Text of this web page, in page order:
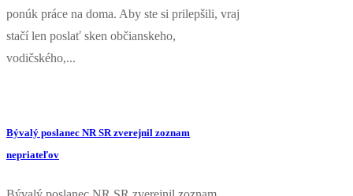
ponúk práce na doma. Aby ste si prilepšili, vraj
stačí len poslať sken občianskeho,
vodičského,...
Bývalý poslanec NR SR zverejnil zoznam
nepriateľov